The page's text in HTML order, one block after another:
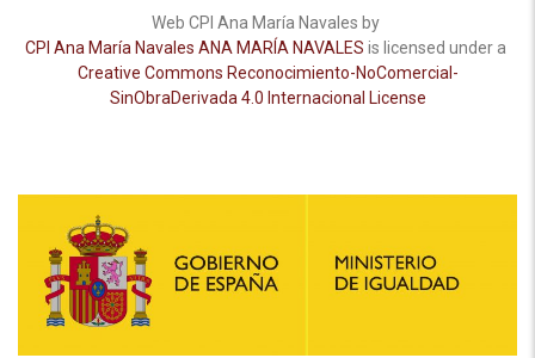
Web CPI Ana María Navales by
CPI Ana María Navales ANA MARÍA NAVALES is licensed under a
Creative Commons Reconocimiento-NoComercial-
SinObraDerivada 4.0 Internacional License